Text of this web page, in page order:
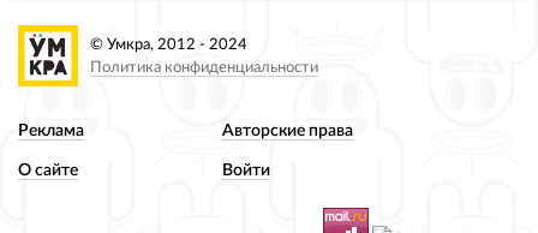
Реклама Авторские права
О сайте Войти
© Умкра, 2012 - 2024
Политика конфиденциальности